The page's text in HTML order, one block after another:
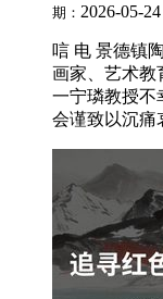
期： 2026-05-
唁 电 景德镇
画家、艺术教
一宁璘教授不
会谨致以沉痛